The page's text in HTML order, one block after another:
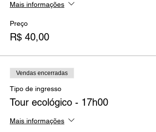
Mais informações
Preço
R$ 40,00
Vendas encerradas
Tipo de ingresso
Tour ecológico - 17h00
Mais informações